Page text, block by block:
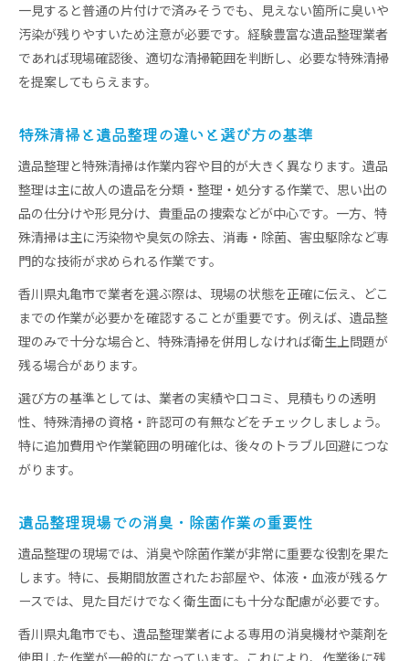
一見すると普通の片付けで済みそうでも、見えない箇所に臭いや
汚染が残りやすいため注意が必要です。経験豊富な遺品整理業者
であれば現場確認後、適切な清掃範囲を判断し、必要な特殊清掃
を提案してもらえます。
特殊清掃と遺品整理の違いと選び方の基準
遺品整理と特殊清掃は作業内容や目的が大きく異なります。遺品
整理は主に故人の遺品を分類・整理・処分する作業で、思い出の
品の仕分けや形見分け、貴重品の捜索などが中心です。一方、特
殊清掃は主に汚染物や臭気の除去、消毒・除菌、害虫駆除など専
門的な技術が求められる作業です。
香川県丸亀市で業者を選ぶ際は、現場の状態を正確に伝え、どこ
までの作業が必要かを確認することが重要です。例えば、遺品整
理のみで十分な場合と、特殊清掃を併用しなければ衛生上問題が
残る場合があります。
選び方の基準としては、業者の実績や口コミ、見積もりの透明
性、特殊清掃の資格・許認可の有無などをチェックしましょう。
特に追加費用や作業範囲の明確化は、後々のトラブル回避につな
がります。
遺品整理現場での消臭・除菌作業の重要性
遺品整理の現場では、消臭や除菌作業が非常に重要な役割を果た
します。特に、長期間放置されたお部屋や、体液・血液が残るケ
ースでは、見た目だけでなく衛生面にも十分な配慮が必要です。
香川県丸亀市でも、遺品整理業者による専用の消臭機材や薬剤を